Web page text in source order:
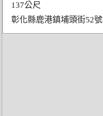
137公尺
彰化縣鹿港鎮埔頭街52號